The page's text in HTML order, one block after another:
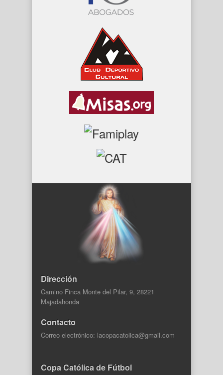
Dirección
Camino Finca Monte del Pilar, 9, 28221
Majadahonda
Contacto
Correo electrónico: lacopacatolica@gmail.com
Copa Católica de Fútbol